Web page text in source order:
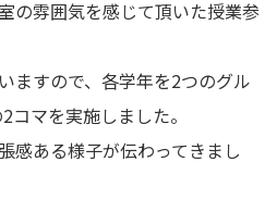
の雰囲気を感じて頂いた授業参
ますので、各学年を2つのグル
マを実施しました。
感ある様子が伝わってきまし